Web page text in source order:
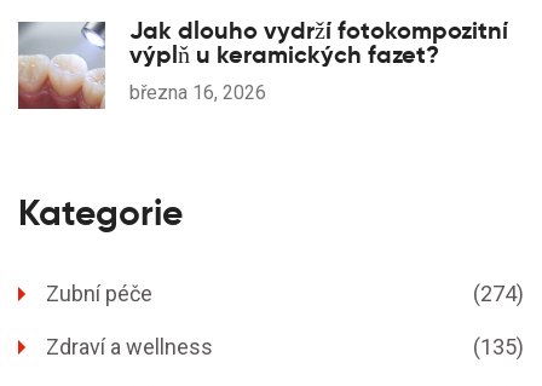
Jak dlouho vydrží fotokompozitní
výplň u keramických fazet?
března 16, 2026
Kategorie
Zubní péče (274)
Zdraví a wellness (135)